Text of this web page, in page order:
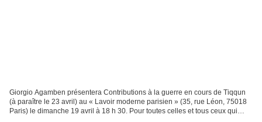
Giorgio Agamben présentera Contributions à la guerre en cours de Tiqqun
(à paraître le 23 avril) au « Lavoir moderne parisien » (35, rue Léon, 75018
Paris) le dimanche 19 avril à 18 h 30. Pour toutes celles et tous ceux qui